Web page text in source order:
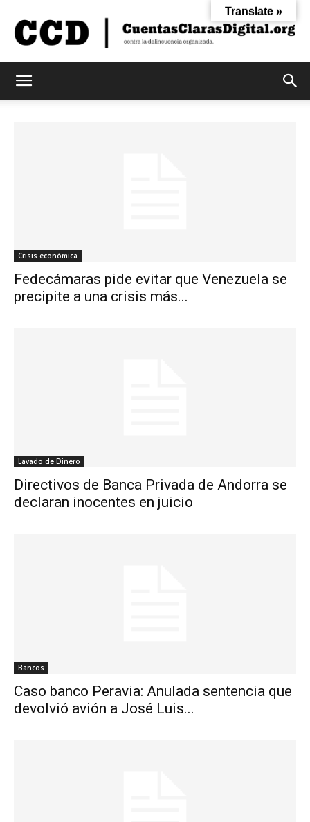
Crisis económica
Fedecámaras pide evitar que Venezuela se
precipite a una crisis más...
Lavado de Dinero
Directivos de Banca Privada de Andorra se
declaran inocentes en juicio
Bancos
Caso banco Peravia: Anulada sentencia que
devolvió avión a José Luis...
Translate »